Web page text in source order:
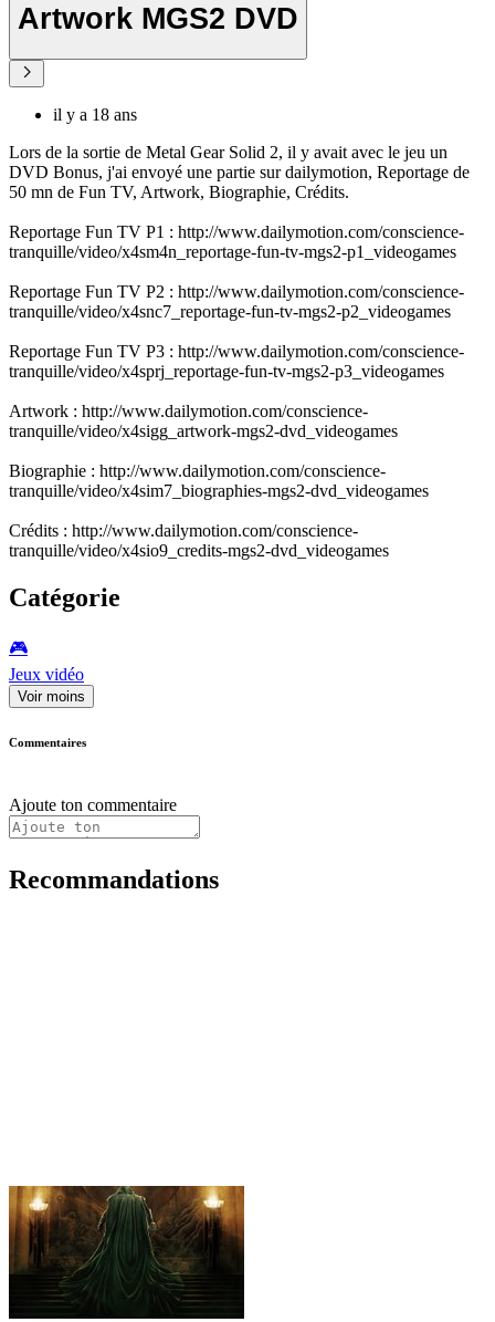
Artwork MGS2 DVD
il y a 18 ans
Lors de la sortie de Metal Gear Solid 2, il y avait avec le jeu un
DVD Bonus, j'ai envoyé une partie sur dailymotion, Reportage de
50 mn de Fun TV, Artwork, Biographie, Crédits.
Reportage Fun TV P1 : http://www.dailymotion.com/conscience-
tranquille/video/x4sm4n_reportage-fun-tv-mgs2-p1_videogames
Reportage Fun TV P2 : http://www.dailymotion.com/conscience-
tranquille/video/x4snc7_reportage-fun-tv-mgs2-p2_videogames
Reportage Fun TV P3 : http://www.dailymotion.com/conscience-
tranquille/video/x4sprj_reportage-fun-tv-mgs2-p3_videogames
Artwork : http://www.dailymotion.com/conscience-
tranquille/video/x4sigg_artwork-mgs2-dvd_videogames
Biographie : http://www.dailymotion.com/conscience-
tranquille/video/x4sim7_biographies-mgs2-dvd_videogames
Crédits : http://www.dailymotion.com/conscience-
tranquille/video/x4sio9_credits-mgs2-dvd_videogames
Catégorie
🎮️
Jeux vidéo
Voir moins
Commentaires
Ajoute ton commentaire
Recommandations